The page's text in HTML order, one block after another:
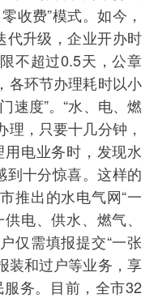
收费”模式。如今，
代升级，企业开办时
不超过0.5天，公章
各环节办理耗时以小
速度”。“水、电、燃
，只要十几分钟，
电业务时，发现水
到十分惊喜。这样的
推出的水电气网“一
电、供水、燃气、
仅需填报提交“一张
装和过户等业务，享
服务。目前，全市32